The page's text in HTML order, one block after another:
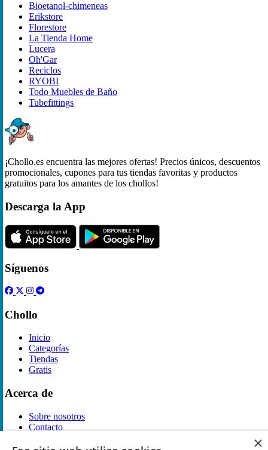
Bioetanol-chimeneas
Erikstore
Florestore
La Tienda Home
Lucera
Oh'Gar
Reciclos
RYOBI
Todo Muebles de Baño
Tubefittings
¡Chollo.es encuentra las mejores ofertas! Precios únicos, descuentos
promocionales, cupones para tus tiendas favoritas y productos
gratuitos para los amantes de los chollos!
Descarga la App
Síguenos
Chollo
Inicio
Categorías
Tiendas
Gratis
Acerca de
Sobre nosotros
Contacto
×